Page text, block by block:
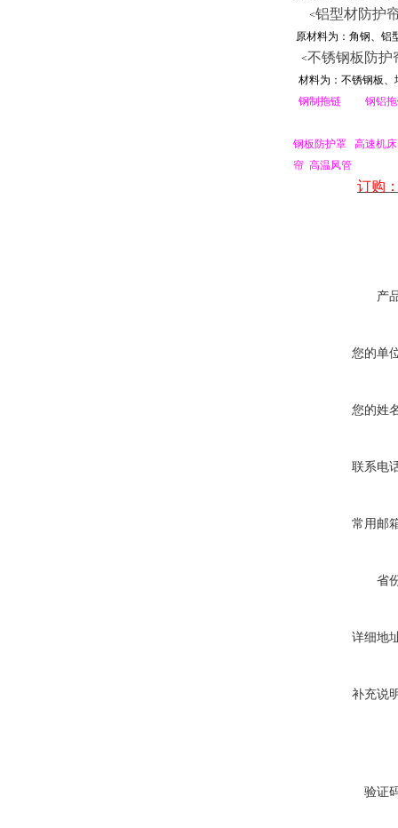
<铝型材防护
原材料为：角钢、铝
<不锈钢板防护
材料为：不锈钢板
钢制拖链
钢铝
钢板防护罩 高速机
帘 高温风管
订购
产
您的单
您的姓
联系电
常用邮
省
详细地
补充说
验证